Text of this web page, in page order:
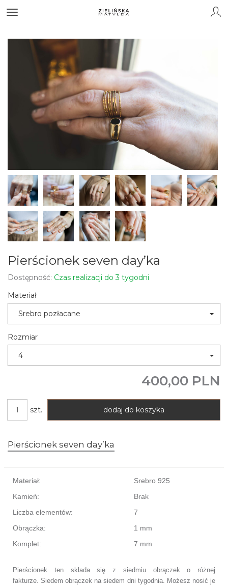
Pierścionek seven day’ka
Dostępność: Czas realizacji do 3 tygodni
Materiał
Srebro pozłacane
Rozmiar
4
400,00 PLN
szt. dodaj do koszyka
Pierścionek seven day’ka
Materiał:
Srebro 925
Kamień:
Brak
Liczba elementów:
7
Obrączka:
1 mm
Komplet:
7 mm
Pierścionek ten składa się z siedmiu obrączek o różnej
fakturze.Siedem obrączek na siedem dni tygodnia. Możesz nosić je